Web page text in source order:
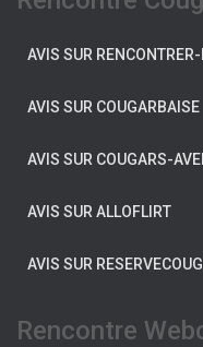
AVIS SUR
AVIS SUR COUGARBAISE
AVIS SUR COUGARS-
AVIS SUR ALLOFLIRT
AVIS SUR
Rencontre